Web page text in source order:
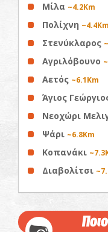
Μίλα ~4.2Km
Πολίχνη ~4.4Km
Στενύκλαρος
Αγριλόβουνο
Αετός ~6.1Km
Άγιος
Νεοχώρι
Ψάρι ~6.8Km
Κοπανάκι
Διαβολίτσι